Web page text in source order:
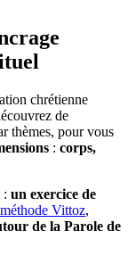
chrétienne
de
thèmes, pour vous
: corps,
: un exercice de
méthode Vittoz,
de la Parole de